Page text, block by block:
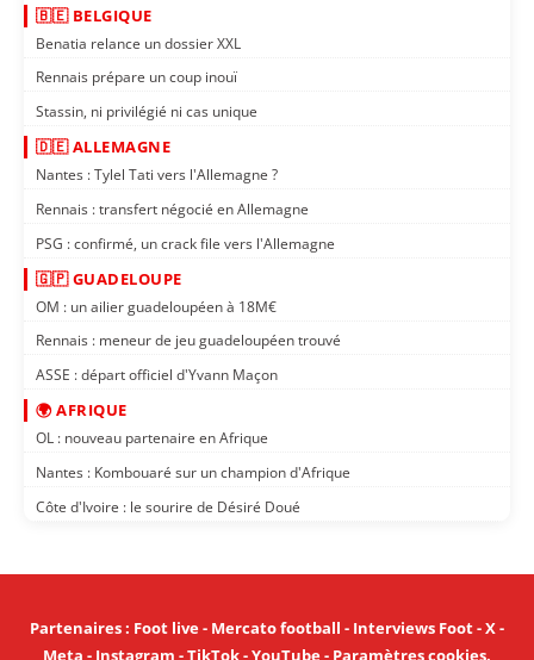
🇧🇪 BELGIQUE
Benatia relance un dossier XXL
Rennais prépare un coup inouï
Stassin, ni privilégié ni cas unique
🇩🇪 ALLEMAGNE
Nantes : Tylel Tati vers l'Allemagne ?
Rennais : transfert négocié en Allemagne
PSG : confirmé, un crack file vers l'Allemagne
🇬🇵 GUADELOUPE
OM : un ailier guadeloupéen à 18M€
Rennais : meneur de jeu guadeloupéen trouvé
ASSE : départ officiel d'Yvann Maçon
🌍 AFRIQUE
OL : nouveau partenaire en Afrique
Nantes : Kombouaré sur un champion d'Afrique
Côte d'Ivoire : le sourire de Désiré Doué
Partenaires: Foot live- Mercato football - Interviews Foot-X-
Meta - Instagram -TikTok-YouTube- Paramètres cookies.